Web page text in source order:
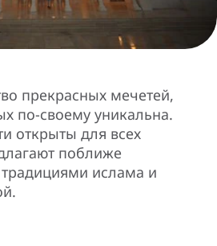
прекрасных мечетей,
по-своему уникальна.
открыты для всех
поближе
ислама и